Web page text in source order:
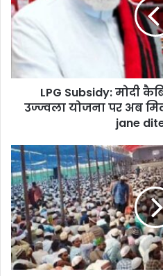
LPG Subsidy: मोदी
उज्ज्वला योजना पर अब
jane